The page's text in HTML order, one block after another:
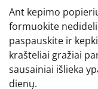
Ant kepimo
formuokite
paspauskite ir
krašteliai gražiai
sausainiai išlieka
dienų.